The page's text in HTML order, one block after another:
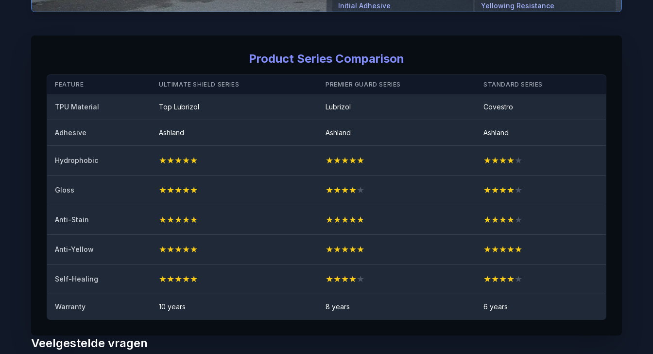
Initial Adhesive
Yellowing Resistance
Product Series Comparison
FEATURE ULTIMATE SHIELD SERIES PREMIER GUARD SERIES STANDARD SERIES
TPU Material Top Lubrizol Lubrizol Covestro
Adhesive Ashland Ashland Ashland
Hydrophobic ★★★★★ ★★★★★ ★★★★★
Gloss ★★★★★ ★★★★★ ★★★★★
Anti-Stain ★★★★★ ★★★★★ ★★★★★
Anti-Yellow ★★★★★ ★★★★★ ★★★★★
Self-Healing ★★★★★ ★★★★★ ★★★★★
Warranty 10 years 8 years 6 years
Veelgestelde vragen